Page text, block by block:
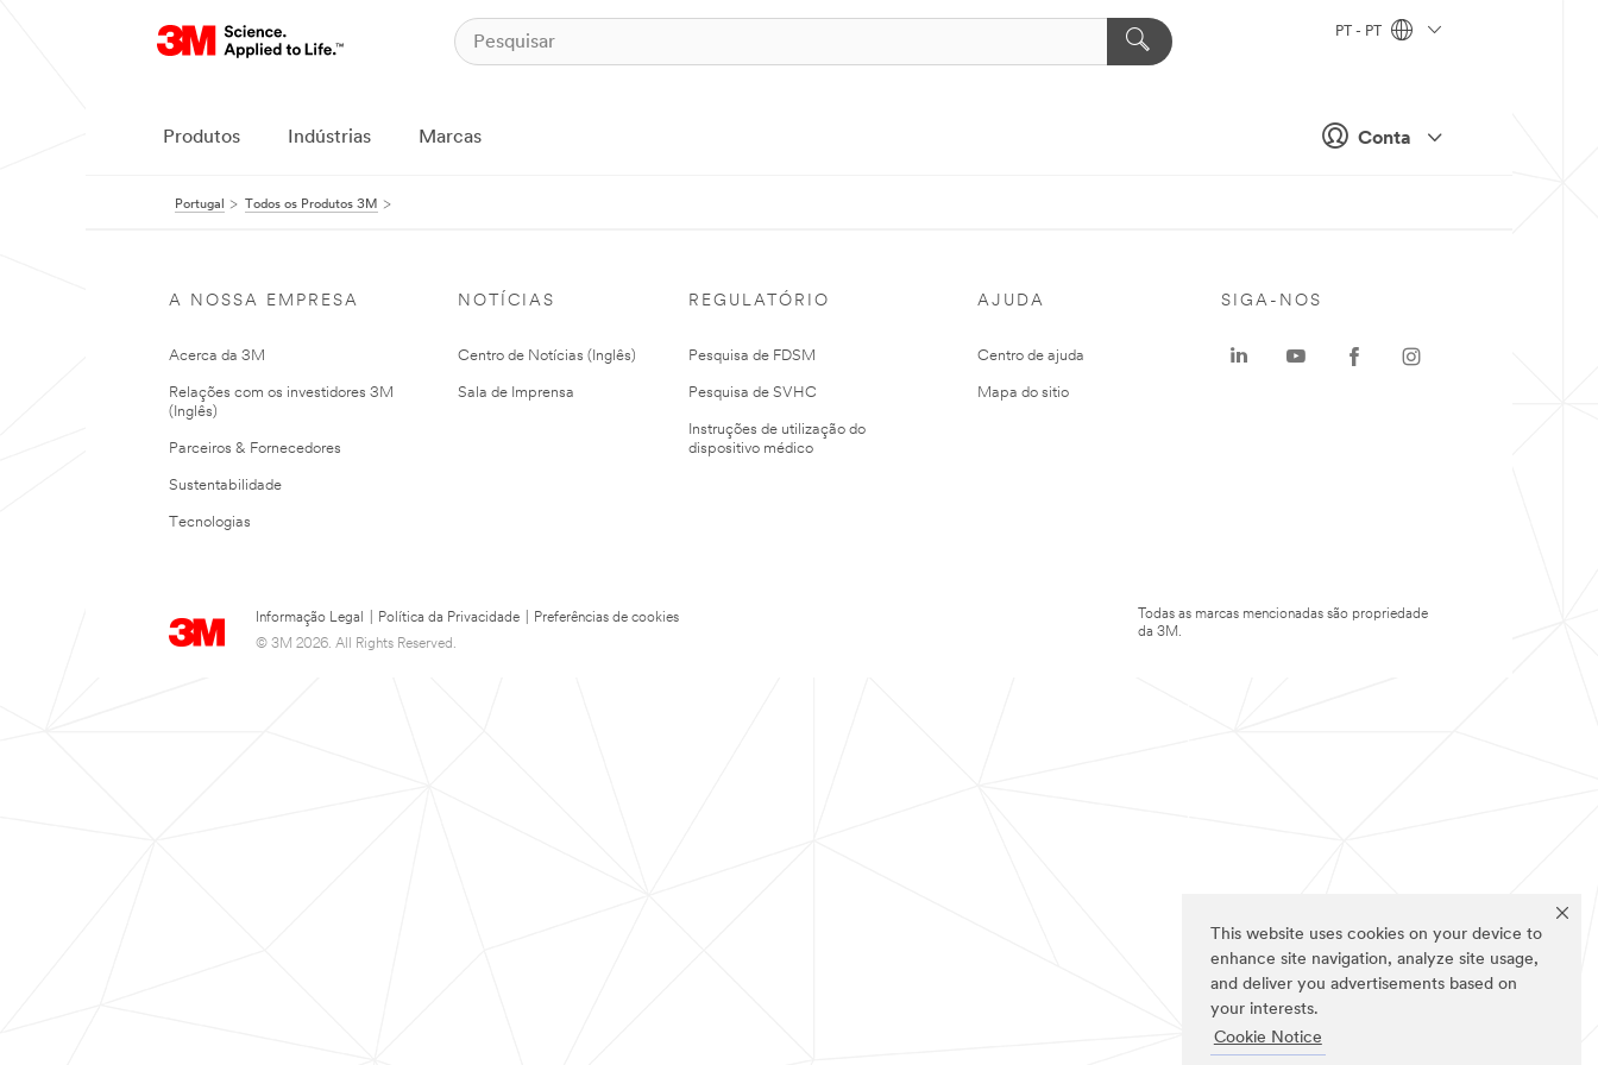
This website uses cookies on your device to
enhance site navigation, analyze site usage,
and deliver you advertisements based on
your interests.
Cookie Notice
Conta
PT - PT
Produtos Indústrias Marcas
Portugal Todos os Produtos 3M
A NOSSA EMPRESA
Acerca da 3M
Relações com os investidores 3M
(Inglês)
Parceiros & Fornecedores
Sustentabilidade
Tecnologias
NOTÍCIAS
Centro de Notícias (Inglês)
Sala de Imprensa
REGULATÓRIO
Pesquisa de FDSM
Pesquisa de SVHC
Instruções de utilização do
dispositivo médico
AJUDA
Centro de ajuda
Mapa do sitio
Informação Legal Política da Privacidade
Preferências de cookies
© 3M 2026. All Rights Reserved.
SIGA-NOS
Todas as marcas mencionadas são propriedade
da 3M.